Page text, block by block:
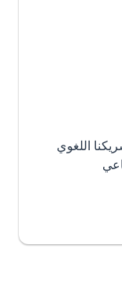
اللغوي